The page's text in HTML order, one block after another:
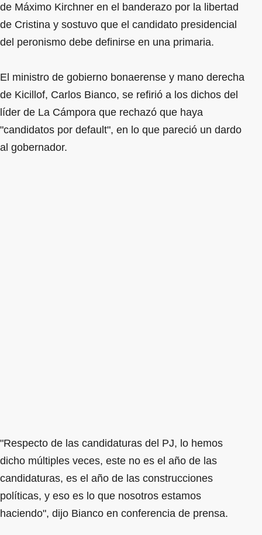
de Máximo Kirchner en el banderazo por la libertad
de Cristina y sostuvo que el candidato presidencial
del peronismo debe definirse en una primaria.
El ministro de gobierno bonaerense y mano derecha
de Kicillof, Carlos Bianco, se refirió a los dichos del
líder de La Cámpora que rechazó que haya
"candidatos por default", en lo que pareció un dardo
al gobernador.
"Respecto de las candidaturas del PJ, lo hemos
dicho múltiples veces, este no es el año de las
candidaturas, es el año de las construcciones
políticas, y eso es lo que nosotros estamos
haciendo", dijo Bianco en conferencia de prensa.